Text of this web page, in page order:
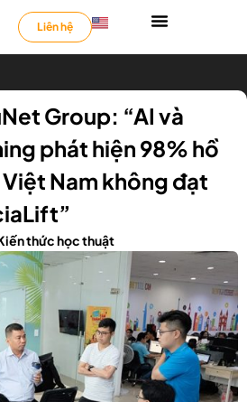
Liên hệ
Group: “AI và
phát hiện 98% hồ
Nam không đạt
thức học thuật